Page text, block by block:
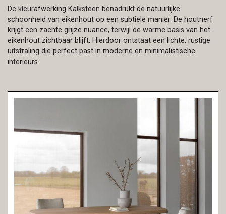
De kleurafwerking Kalksteen benadrukt de natuurlijke
schoonheid van eikenhout op een subtiele manier. De houtnerf
krijgt een zachte grijze nuance, terwijl de warme basis van het
eikenhout zichtbaar blijft. Hierdoor ontstaat een lichte, rustige
uitstraling die perfect past in moderne en minimalistische
interieurs.